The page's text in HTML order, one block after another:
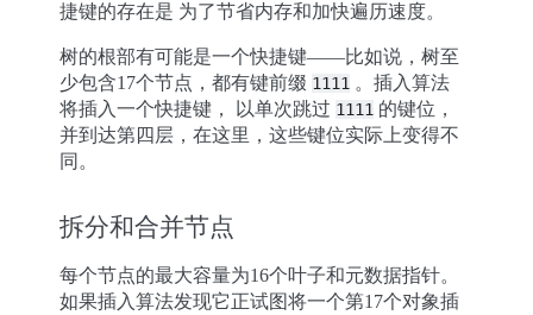
捷键的存在是 为了节省内存和加快遍历速度。
树的根部有可能是一个快捷键——比如说，树至
少包含17个节点，都有键前缀 1111 。插入算法
将插入一个快捷键， 以单次跳过 1111 的键位，
并到达第四层，在这里，这些键位实际上变得不
同。
拆分和合并节点
每个节点的最大容量为16个叶子和元数据指针。
如果插入算法发现它正试图将一个第17个对象插